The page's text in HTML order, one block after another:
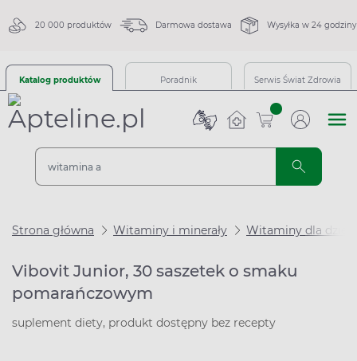
20 000 produktów Darmowa dostawa Wysyłka w 24 godziny
Katalog produktów Poradnik Serwis Świat Zdrowia
sztuk
Strona główna Witaminy i minerały Witaminy dla dzieci
Vibovit Junior, 30 saszetek o smaku
pomarańczowym
suplement diety, produkt dostępny bez recepty